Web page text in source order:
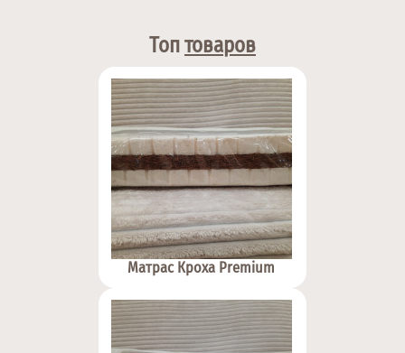
Топтоваров
Матрас Кроха Premium